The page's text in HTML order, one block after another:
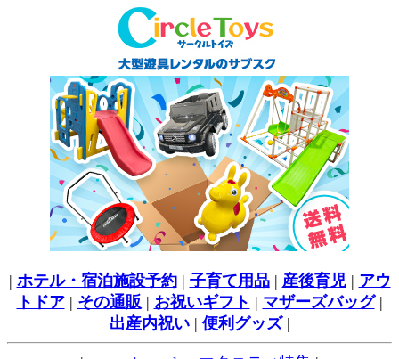
| ホテル・宿泊施設予約| 子育て用品| 産後育児| アウ
トドア| その通販 | お祝いギフト | マザーズバッグ|
出産内祝い| 便利グッズ|